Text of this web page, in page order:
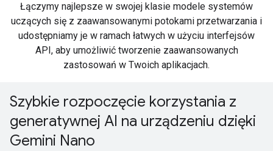
Łączymy najlepsze w swojej klasie modele systemów
uczących się z zaawansowanymi potokami przetwarzania i
udostępniamy je w ramach łatwych w użyciu interfejsów
API, aby umożliwić tworzenie zaawansowanych
zastosowań w Twoich aplikacjach.
Szybkie rozpoczęcie korzystania z
generatywnej AI na urządzeniu dzięki
Gemini Nano